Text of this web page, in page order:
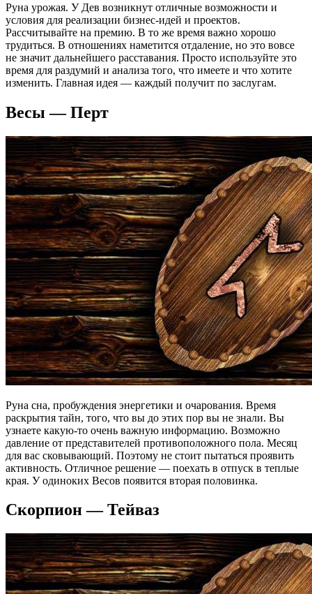
Руна урожая. У Дев возникнут отличные возможности и
условия для реализации бизнес-идей и проектов.
Рассчитывайте на премию. В то же время важно хорошо
трудиться. В отношениях наметится отдаление, но это вовсе
не значит дальнейшего расставания. Просто используйте это
время для раздумий и анализа того, что имеете и что хотите
изменить. Главная идея — каждый получит по заслугам.
Весы — Перт
Руна сна, пробуждения энергетики и очарования. Время
раскрытия тайн, того, что вы до этих пор вы не знали. Вы
узнаете какую-то очень важную информацию. Возможно
давление от представителей противоположного пола. Месяц
для вас сковывающий. Поэтому не стоит пытаться проявить
активность. Отличное решение — поехать в отпуск в теплые
края. У одиноких Весов появится вторая половинка.
Скорпион — Тейваз